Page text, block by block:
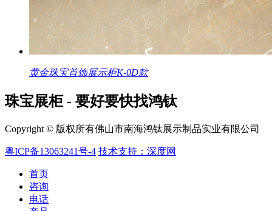
黄金珠宝首饰展示柜K-0D款
珠宝展柜 - 要好要快找鸿钛
Copyright © 版权所有佛山市南海鸿钛展示制品实业有限公司
粤ICP备13063241号-4 技术支持：深度网
首页
咨询
电话